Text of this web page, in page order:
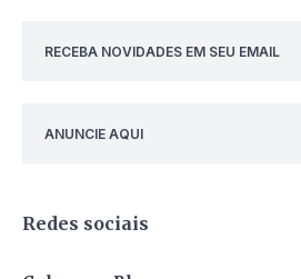
RECEBA NOVIDADES EM SEU EMAIL
ANUNCIE AQUI
Redes sociais